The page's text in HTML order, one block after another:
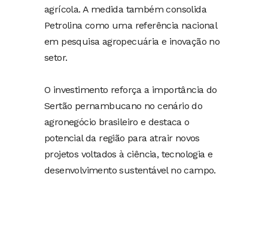
agrícola. A medida também consolida
Petrolina como uma referência nacional
em pesquisa agropecuária e inovação no
setor.
O investimento reforça a importância do
Sertão pernambucano no cenário do
agronegócio brasileiro e destaca o
potencial da região para atrair novos
projetos voltados à ciência, tecnologia e
desenvolvimento sustentável no campo.